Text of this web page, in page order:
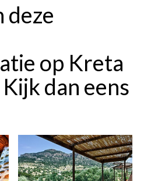
deze
op Kreta
dan eens